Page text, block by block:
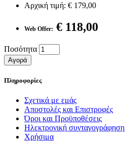
Αρχική τιμή: € 179,00
Web Offer: € 118,00
Ποσότητα
Αγορά
Πληροφορίες
Σχετικά με εμάς
Αποστολές και Επιστροφές
Όροι και Προϋποθέσεις
Ηλεκτρονική συνταγογράφηση
Χρήσιμα